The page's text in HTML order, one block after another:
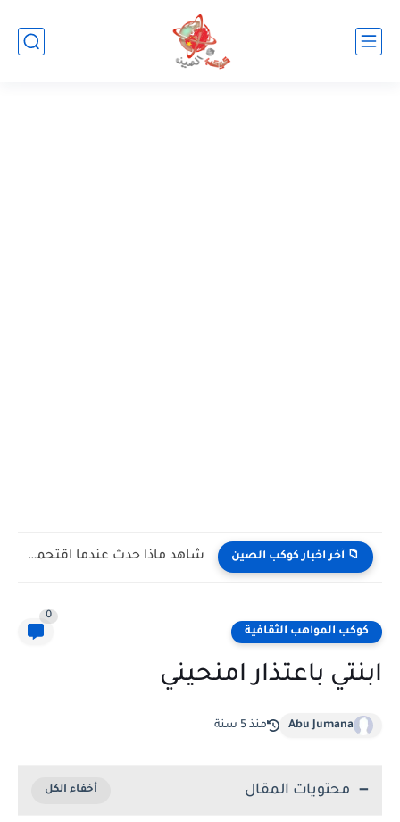
📁 آخر اخبار كوكب الصين شاهد ماذا حدث عندما اقتحمت البايثون موطن الكوبرا الملك!
كوكب المواهب الثقافية
0
ابنتي باعتذار امنحيني
Abu Jumana منذ 5 سنة
محتويات المقال